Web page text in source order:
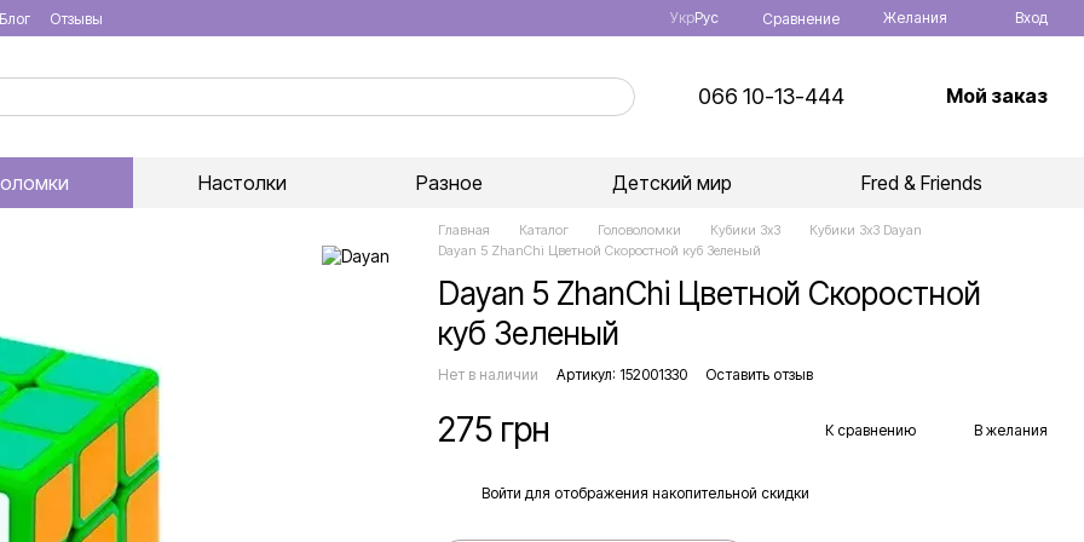
Блог Отзывы УкрРус Сравнение Желания Вход
066 10-13-444 Мой заказ
Настолки Разное Детский мир Fred & Friends
Главная Каталог Головоломки Кубики 3x3
Кубики 3x3 Dayan
Dayan 5 ZhanChi Цветной Скоростной куб Зеленый
Dayan 5 ZhanChi Цветной Скоростной
куб Зеленый
Нет в наличии Артикул: 152001330 Оставить отзыв
275 грн К сравнению В желания
Войти для отображения накопительной скидки